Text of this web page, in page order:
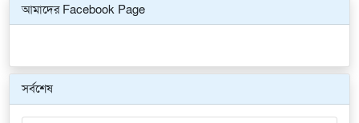
আমাদের Facebook Page
সর্বশেষ